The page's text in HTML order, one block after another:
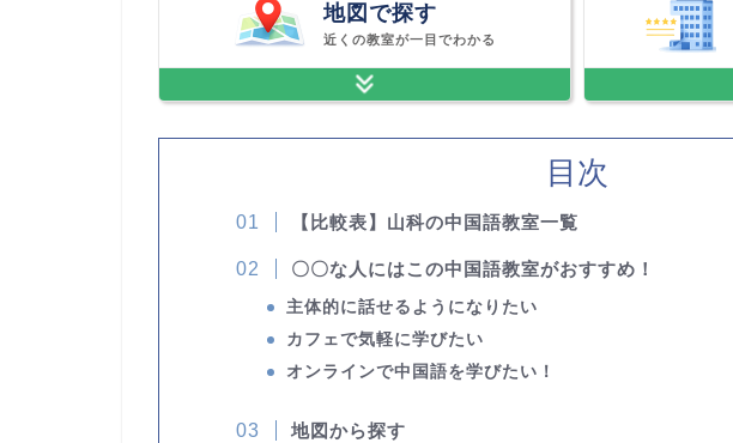
地図で探す
近くの教室が一目でわかる
目次
【比較表】山科の中国語教室一覧
〇〇な人にはこの中国語教室がおすすめ！
主体的に話せるようになりたい
カフェで気軽に学びたい
オンラインで中国語を学びたい！
地図から探す